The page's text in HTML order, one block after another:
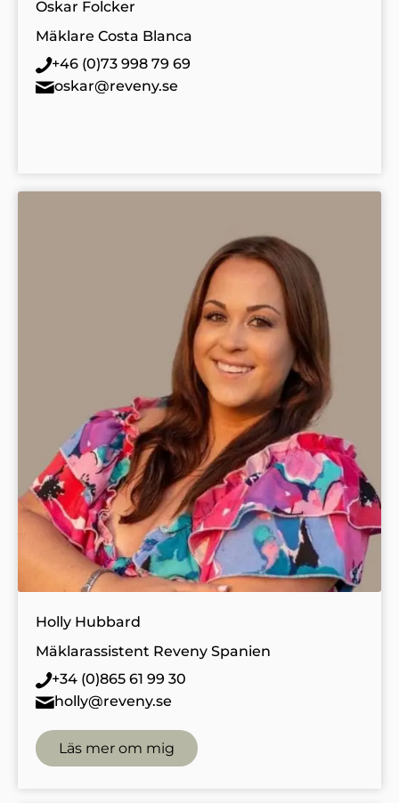
Oskar Folcker
Mäklare Costa Blanca
+46 (0)73 998 79 69
oskar@reveny.se
Holly Hubbard
Mäklarassistent Reveny Spanien
+34 (0)865 61 99 30
holly@reveny.se
Läs mer om mig